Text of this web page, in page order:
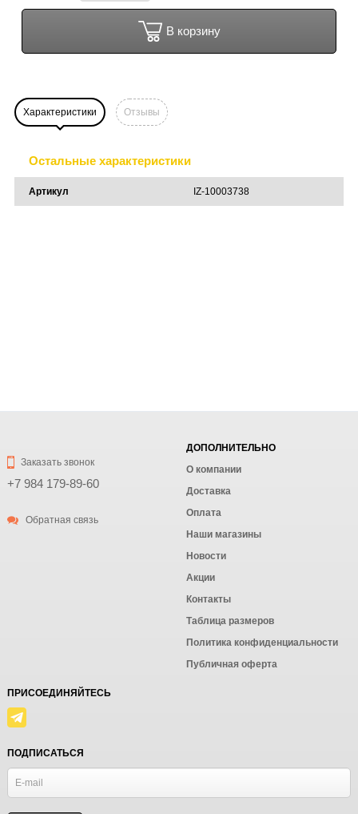
В корзину
Характеристики Отзывы
Остальные характеристики
Артикул IZ-10003738
Заказать звонок
+7 984 179-89-60
Обратная связь
ДОПОЛНИТЕЛЬНО
О компании
Доставка
Оплата
Наши магазины
Новости
Акции
Контакты
Таблица размеров
Политика конфиденциальности
Публичная оферта
ПРИСОЕДИНЯЙТЕСЬ
ПОДПИСАТЬСЯ